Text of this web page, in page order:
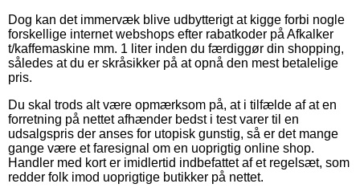
Dog kan det immervæk blive udbytterigt at kigge forbi nogle
forskellige internet webshops efter rabatkoder på Afkalker
t/kaffemaskine mm. 1 liter inden du færdiggør din shopping,
således at du er skråsikker på at opnå den mest betalelige
pris.
Du skal trods alt være opmærksom på, at i tilfælde af at en
forretning på nettet afhænder bedst i test varer til en
udsalgspris der anses for utopisk gunstig, så er det mange
gange være et faresignal om en uoprigtig online shop.
Handler med kort er imidlertid indbefattet af et regelsæt, som
redder folk imod uoprigtige butikker på nettet.